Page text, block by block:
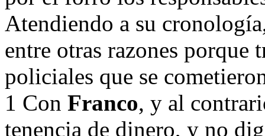
Atendiendo a su
entre otras razones porque
policiales que se
1 Con Franco, y al
tenencia de dinero, y no